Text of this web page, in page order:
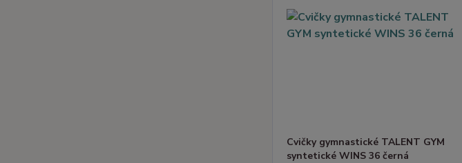
Cvičky gymnastické TALENT GYM
syntetické WINS 36 černá